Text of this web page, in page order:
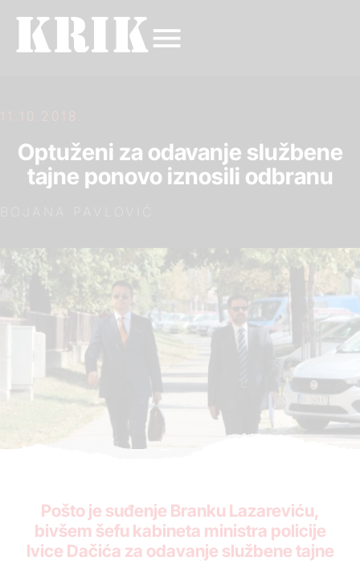
11.10.2018.
Optuženi za odavanje službene
tajne ponovo iznosili odbranu
Pošto je suđenje Branku Lazareviću,
bivšem šefu kabineta ministra policije
Ivice Dačića za odavanje službene tajne